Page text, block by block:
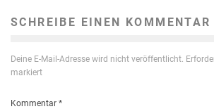
SCHREIBE EINEN KOMMENTAR
Deine E-Mail-Adresse wird nicht veröffentlicht.
markiert
Kommentar *